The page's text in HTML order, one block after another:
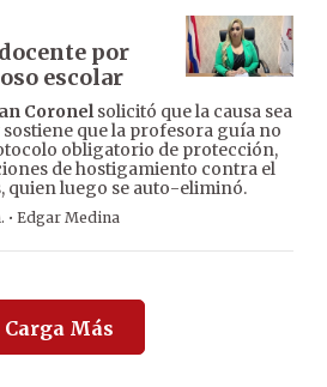
por
escolar
Coronelsolicitó que la causa sea
que la profesora guía no
obligatorio de protección,
de hostigamiento contra el
quien luego se auto-eliminó.
· Edgar Medina
Carga Más